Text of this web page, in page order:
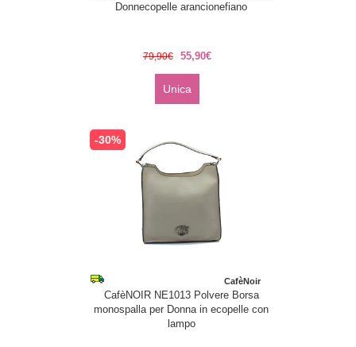
Donnecopelle arancionefiano
79,90€ 55,90€
Unica
-30%
CafèNoir
CafèNOIR NE1013 Polvere Borsa
monospalla per Donna in ecopelle con
lampo